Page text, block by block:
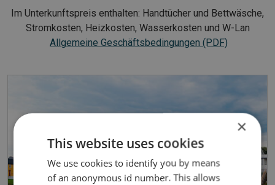
Im Unterkunftspreis enthalten: Handtücher und Bettwäsche,
Stromkosten, Heizkosten, Wasserkosten und W-Lan
Allgemeine Geschäftsbedingungen (PDF)
×
This website uses cookies
We use cookies to identify you by means
of an anonymous id number. This allows